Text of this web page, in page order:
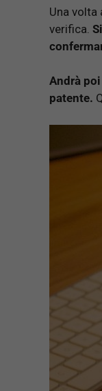
Una volta
verifica.
Andrà
patente.